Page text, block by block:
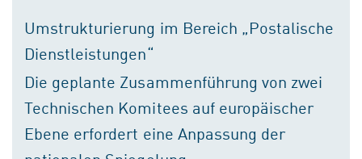
Umstrukturierung im Bereich „Postalische
Dienstleistungen“
Die geplante Zusammenführung von zwei
Technischen Komitees auf europäischer
Ebene erfordert eine Anpassung der